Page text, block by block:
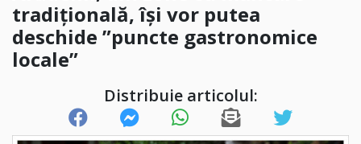
tradițională, își vor putea
deschide ”puncte gastronomice
locale”
Distribuie articolul: